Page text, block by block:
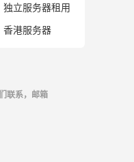
独立服务器租用
香港服务器
联系，邮箱